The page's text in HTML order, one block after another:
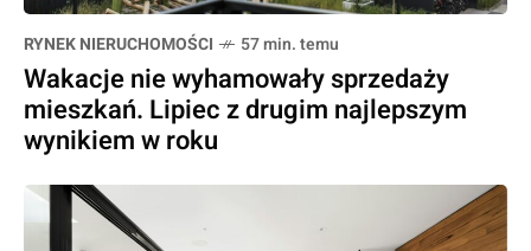
RYNEK NIERUCHOMOŚCI 57 min. temu
Wakacje nie wyhamowały sprzedaży
mieszkań. Lipiec z drugim najlepszym
wynikiem w roku